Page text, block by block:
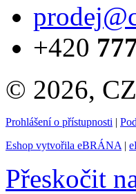
+420
© 2026,
Prohlášení o přístupnosti |
Eshop vytvořila eBRÁNA |
Přeskočit